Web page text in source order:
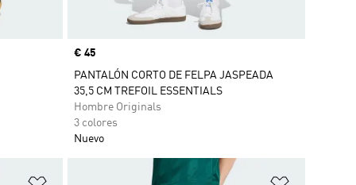
Precio
€ 45
PANTALÓN CORTO DE FELPA JASPEADA
35,5 CM TREFOIL ESSENTIALS
Hombre Originals
3 colores
Nuevo
Añadir a la lista de deseos